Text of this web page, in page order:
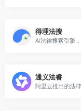
得理法搜
通义法睿